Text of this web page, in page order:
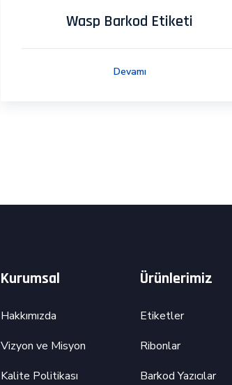
Wasp Barkod Etiketi
Devamı
Kurumsal
Hakkımızda
Vizyon ve Misyon
Kalite Politikası
Ürünlerimiz
Etiketler
Ribonlar
Barkod Yazıcılar